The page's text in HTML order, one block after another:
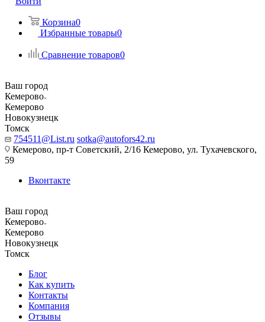
Корзина0
Избранные товары0
Сравнение товаров0
Ваш город
Кемерово
Кемерово
Новокузнецк
Томск
754511@List.ru sotka@autofors42.ru
Кемерово, пр-т Советский, 2/16 Кемерово, ул. Тухачевского,
59
Вконтакте
Ваш город
Кемерово
Кемерово
Новокузнецк
Томск
Блог
Как купить
Контакты
Компания
Отзывы